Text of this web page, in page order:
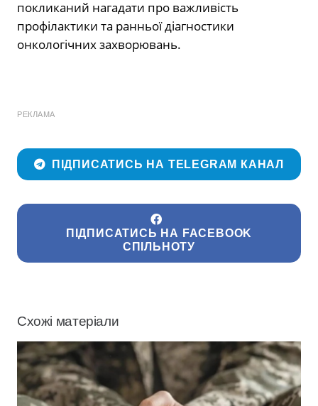
покликаний нагадати про важливість
профілактики та ранньої діагностики
онкологічних захворювань.
РЕКЛАМА
ПІДПИСАТИСЬ НА TELEGRAM КАНАЛ
ПІДПИСАТИСЬ НА FACEBOOK
СПІЛЬНОТУ
Схожі матеріали